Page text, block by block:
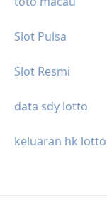
Slot Pulsa
Slot Resmi
data sdy lotto
keluaran hk lotto